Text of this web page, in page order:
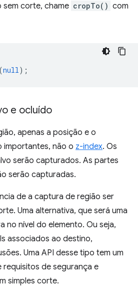
sem corte, chame cropTo() com
(null );
e ocluído
apenas a posição e o
importantes, não o z-index. Os
serão capturados. As partes
serão capturadas.
de a captura de região ser
Uma alternativa, que será uma
no nível do elemento. Ou seja,
associados ao destino,
Uma API desse tipo tem um
de segurança e
simples corte.